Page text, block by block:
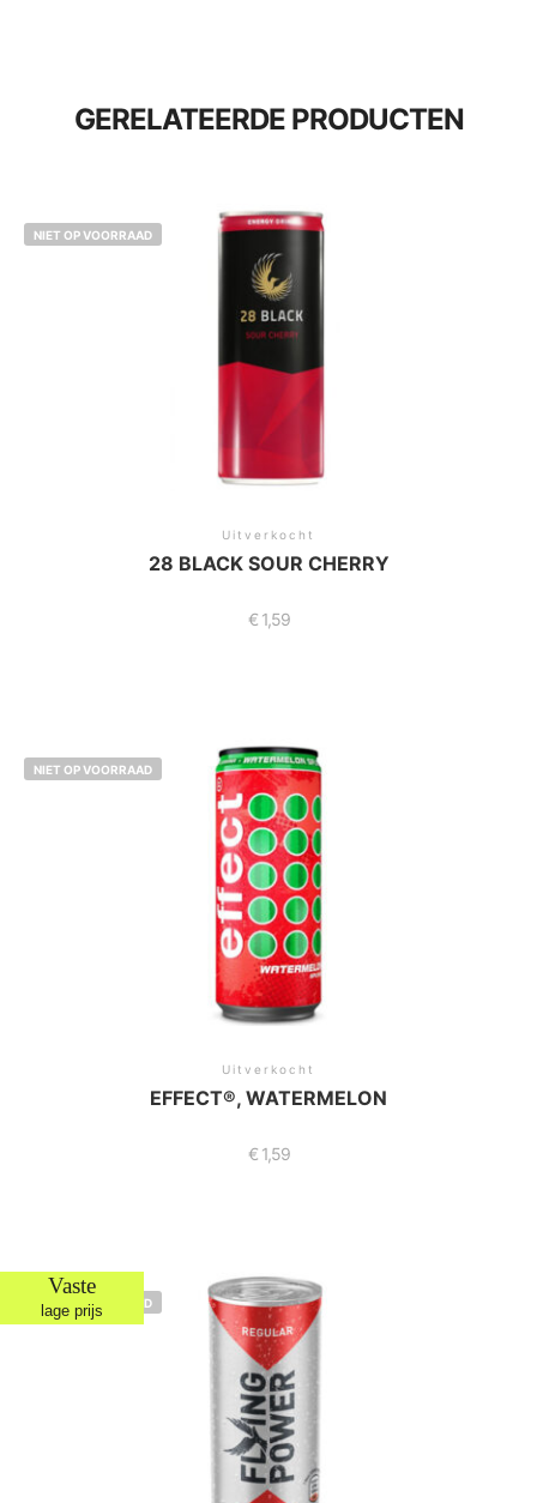
GERELATEERDE PRODUCTEN
NIET OP VOORRAAD
Uitverkocht
28 BLACK SOUR CHERRY
€1,59
NIET OP VOORRAAD
Uitverkocht
EFFECT®, WATERMELON
€1,59
Vaste
lage prijs
NIET OP VOORRAAD